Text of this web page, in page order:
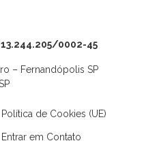
13.244.205/0002-45
– Fernandópolis SP
Política de Cookies (UE)
Entrar em Contato